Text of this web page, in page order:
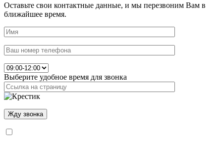
Оставьте свои контактные данные, и мы перезвоним Вам в
ближайшее время.
Выберите удобное время для звонка